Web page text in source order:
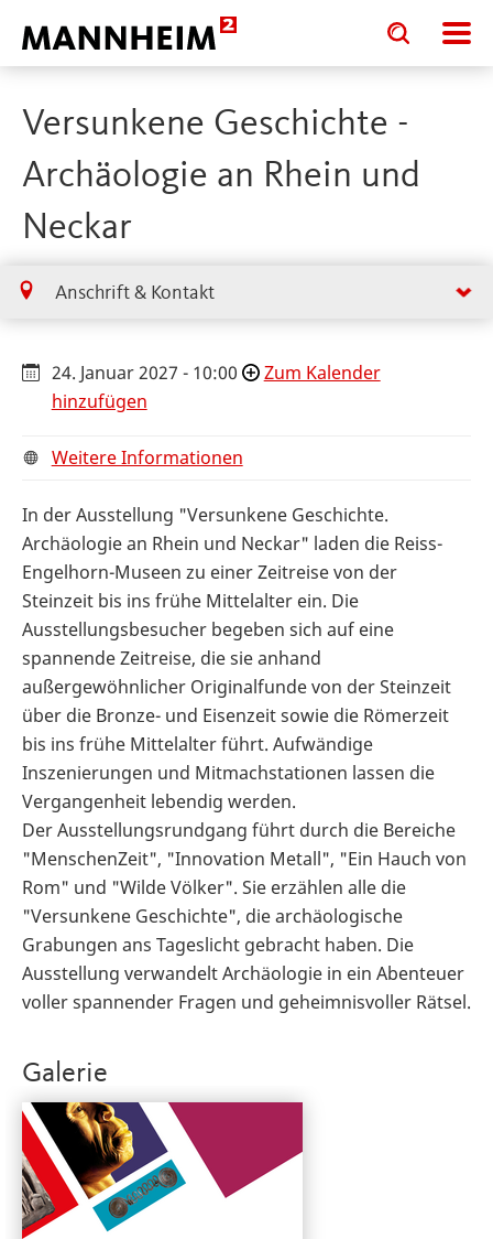
Toggle
search
input
Toggle
search
input
Versunkene Geschichte -
Archäologie an Rhein und
Neckar
Anschrift & Kontakt
24. Januar 2027 - 10:00
Zum Kalender
hinzufügen
Weitere Informationen
In der Ausstellung "Versunkene Geschichte.
Archäologie an Rhein und Neckar" laden die Reiss-
Engelhorn-Museen zu einer Zeitreise von der
Steinzeit bis ins frühe Mittelalter ein. Die
Ausstellungsbesucher begeben sich auf eine
spannende Zeitreise, die sie anhand
außergewöhnlicher Originalfunde von der Steinzeit
über die Bronze- und Eisenzeit sowie die Römerzeit
bis ins frühe Mittelalter führt. Aufwändige
Inszenierungen und Mitmachstationen lassen die
Vergangenheit lebendig werden.
Der Ausstellungsrundgang führt durch die Bereiche
"MenschenZeit", "Innovation Metall", "Ein Hauch von
Rom" und "Wilde Völker". Sie erzählen alle die
"Versunkene Geschichte", die archäologische
Grabungen ans Tageslicht gebracht haben. Die
Ausstellung verwandelt Archäologie in ein Abenteuer
voller spannender Fragen und geheimnisvoller Rätsel.
Galerie